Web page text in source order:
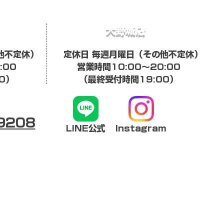
定休）
​大野城店
定休日 毎週月曜日（その他不定休）
営業時間10:00〜20:00
​（最終受付時間19:00）
LINE公式 ​Instagram